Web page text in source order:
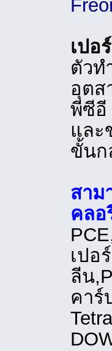
เปอ
ตัวท
อุตส
พีซีอี
และ
ขั้นก
สาม
คล
เปอ
ลีน
คาร์